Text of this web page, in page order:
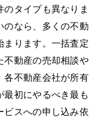
タイプも異なりま
のなら、多くの不動
まります。一括査定
不動産の売却相談や
各不動産会社が所有
初にやるべき最も
ビスへの申し込み依